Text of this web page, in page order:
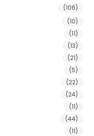
(106)
(10)
(11)
(13)
(21)
(5)
(22)
(24)
(11)
(44)
(11)